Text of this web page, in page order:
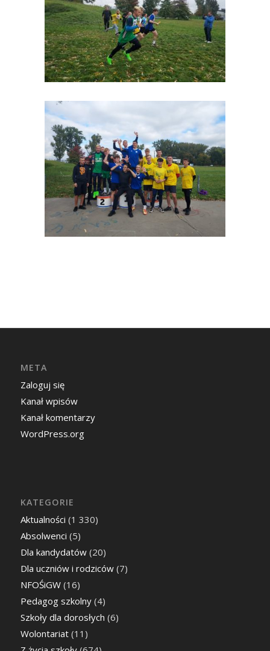
META
Zaloguj się
Kanał wpisów
Kanał komentarzy
WordPress.org
KATEGORIE
Aktualności (1 330)
Absolwenci (5)
Dla kandydatów(20)
Dla uczniów i rodziców(7)
NFOŚiGW(16)
Pedagog szkolny(4)
Szkoły dla dorosłych (6)
Wolontariat(11)